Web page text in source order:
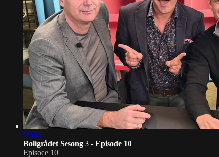
22:03
Boligrådet Sesong 3 - Episode 10
Episode 10